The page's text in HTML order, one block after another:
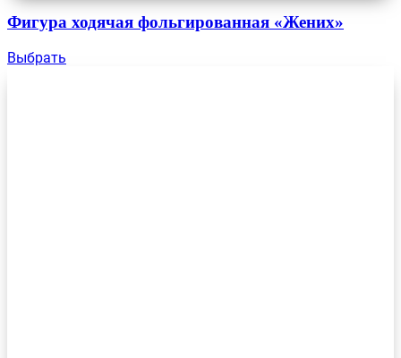
Фигура ходячая фольгированная «Жених»
Выбрать